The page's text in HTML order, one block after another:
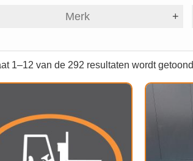
Merk +
1–12 van de 292 resultaten wordt getoond